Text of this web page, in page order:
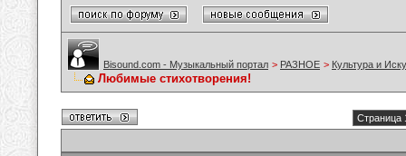
Bisound.com - Музыкальный портал > РАЗНОЕ > Культура и
Любимые стихотворения!
Страница